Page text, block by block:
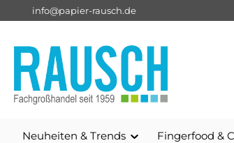
Zur Hauptnavigation
info@papier-rausch.de
Neuheiten & Trends Fingerfood &